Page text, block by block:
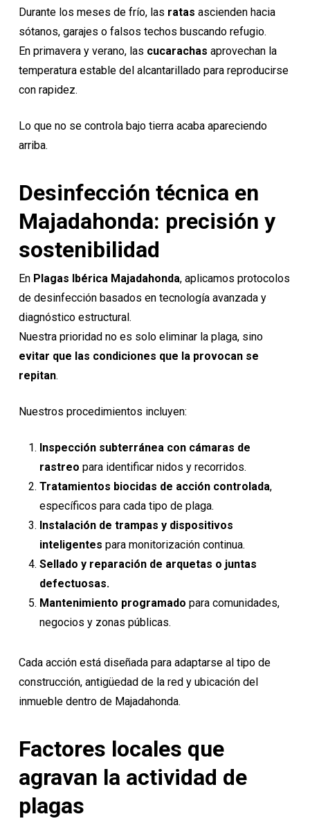
Durante los meses de frío, las ratas ascienden hacia
sótanos, garajes o falsos techos buscando refugio.
En primavera y verano, las cucarachas aprovechan la
temperatura estable del alcantarillado para reproducirse
con rapidez.
Lo que no se controla bajo tierra acaba apareciendo
arriba.
Desinfección técnica en
Majadahonda: precisión y
sostenibilidad
En Plagas Ibérica Majadahonda, aplicamos protocolos
de desinfección basados en tecnología avanzada y
diagnóstico estructural.
Nuestra prioridad no es solo eliminar la plaga, sino
evitar que las condiciones que la provocan se
repitan.
Nuestros procedimientos incluyen:
Inspección subterránea con cámaras de
rastreo para identificar nidos y recorridos.
Tratamientos biocidas de acción controlada,
específicos para cada tipo de plaga.
Instalación de trampas y dispositivos
inteligentes para monitorización continua.
Sellado y reparación de arquetas o juntas
defectuosas.
Mantenimiento programado para comunidades,
negocios y zonas públicas.
Cada acción está diseñada para adaptarse al tipo de
construcción, antigüedad de la red y ubicación del
inmueble dentro de Majadahonda.
Factores locales que
agravan la actividad de
plagas